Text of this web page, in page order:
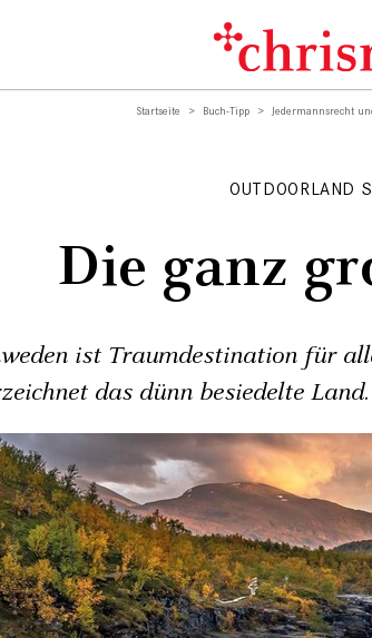
Startseite Buch-Tipp Jedermannsrecht
OUTDOORLAND
Die ganz
ist Traumdestination für
das dünn besiedelte